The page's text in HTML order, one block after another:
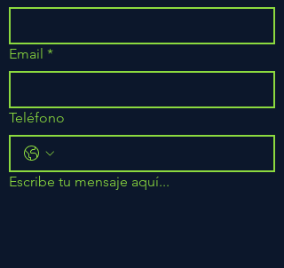
Email *
Teléfono
Escribe tu mensaje aquí...